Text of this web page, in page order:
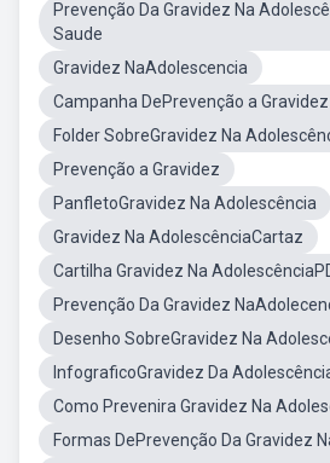
Prevenção Da Gravidez Na
Saude
Gravidez NaAdolescencia
Campanha DePrevenção a
Folder SobreGravidez Na
Prevenção a Gravidez
PanfletoGravidez Na Adolescência
Gravidez Na AdolescênciaCartaz
Cartilha Gravidez Na
Prevenção Da Gravidez
Desenho SobreGravidez Na
InfograficoGravidez Da
Como Prevenira Gravidez Na
Formas DePrevenção Da Gravidez